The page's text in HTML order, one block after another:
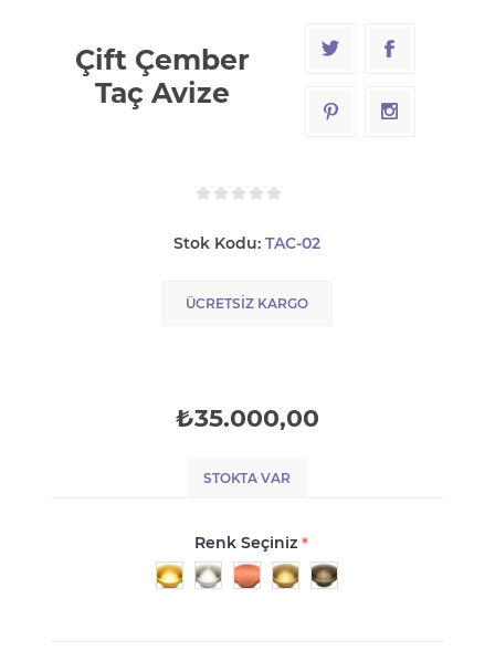
Çift Çember
Taç Avize
Stok Kodu: TAC-02
ÜCRETSIZ KARGO
₺35.000,00
STOKTA VAR
Renk Seçiniz*